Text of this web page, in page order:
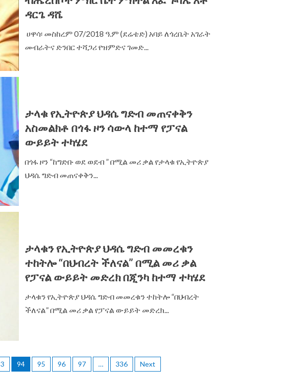
ዳርጌ ዳሼ
‎ ‎ሀዋሳ፡ መስከረም 07/2018 ዓ.ም (ደሬቴድ) አባይ ለጎረቤት አገራት
መብራትና ድንበር ተሻጋሪ የዝምድና ገመድ...
ታላቁ የኢትዮጵያ ህዳሴ ግድብ መጠናቀቅን
አስመልክቶ በጎፋ ዞን ሳውላ ከተማ የፓናል
ውይይት ተካሄደ
በጎፋ ዞን “ከግድቡ ወደ ወደብ ” በሚል መሪ ቃል የታላቁ የኢትዮጵያ
ህዳሴ ግድብ መጠናቀቅን...
ታላቁን የኢትዮጵያ ህዳሴ ግድብ መመረቁን
ተከትሎ “በህብረት ችለናል” በሚል መሪ ቃል
የፓናል ውይይት መድረክ በጂንካ ከተማ ተካሄደ
ታላቁን የኢትዮጵያ ህዳሴ ግድብ መመረቁን ተከትሎ “በህብረት
ችለናል” በሚል መሪ ቃል የፓናል ውይይት መድረክ...
94 95 96 97 … 336 Next